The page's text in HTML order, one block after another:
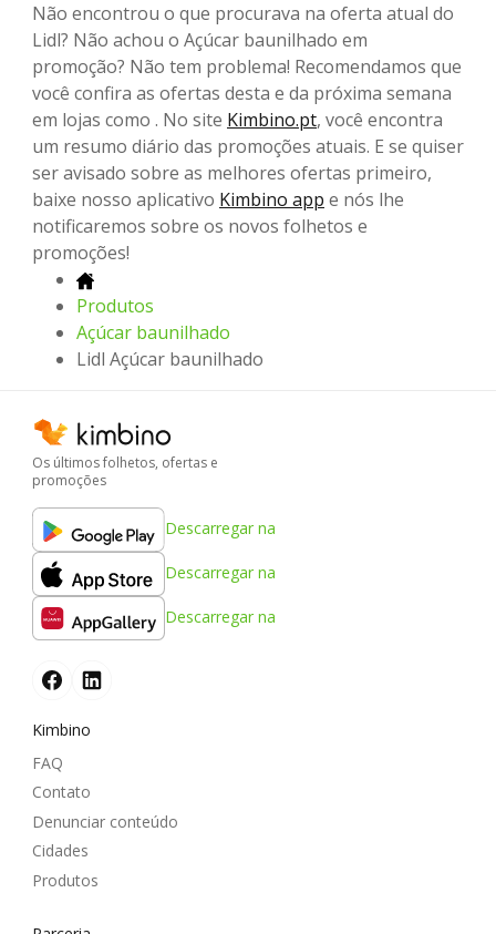
Não encontrou o que procurava na oferta atual do
Lidl? Não achou o Açúcar baunilhado em
promoção? Não tem problema! Recomendamos que
você confira as ofertas desta e da próxima semana
em lojas como . No site Kimbino.pt, você encontra
um resumo diário das promoções atuais. E se quiser
ser avisado sobre as melhores ofertas primeiro,
baixe nosso aplicativo Kimbino app e nós lhe
notificaremos sobre os novos folhetos e
promoções!
Produtos
Açúcar baunilhado
Lidl Açúcar baunilhado
Os últimos folhetos, ofertas e
promoções
Descarregar na
Descarregar na
Descarregar na
Kimbino
FAQ
Contato
Denunciar conteúdo
Cidades
Produtos